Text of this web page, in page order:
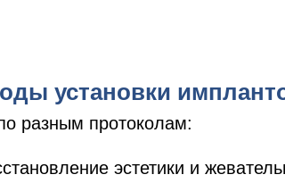
установки
разным протоколам:
эстетики и